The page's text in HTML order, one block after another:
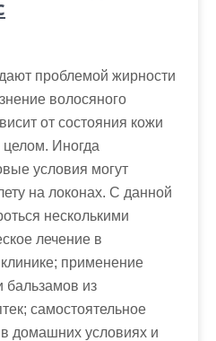
проблемой жирности
волосяного
от состояния кожи
целом. Иногда
условия могут
на локонах. С данной
несколькими
лечение в
применение
из
самостоятельное
домашних условиях и